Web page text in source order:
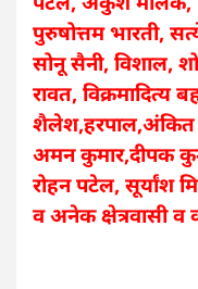
पुरुषोत्तम भारती,
सोनू सैनी, विशाल,
रावत,
शैलेश,हरपाल,अंकित
अमन कुमार,दीपक
रोहन पटेल, सूर्यांश
व अनेक क्षेत्रवासी व